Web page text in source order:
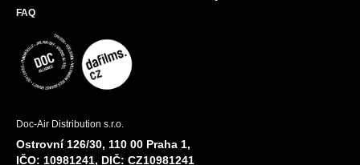
FAQ
Doc-Air Distribution s.r.o.
Ostrovní 126/30, 110 00 Praha 1,
IČO: 10981241, DIČ: CZ10981241